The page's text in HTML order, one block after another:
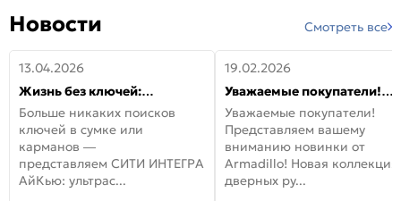
Новости Смотреть все
13.04.2026
Жизнь без ключей:
встречайте новую дверь
СИТИ ИНТЕГРА АйКью!
Больше никаких поисков
ключей в сумке или
карманов —
представляем СИТИ ИНТЕГРА
АйКью: ультрас...
19.02.2026
Уважаемые покупатели!
Представляем вашему
вниманию новинки от
Armadillo!
Уважаемые покупатели!
Представляем вашему
вниманию новинки от
Armadillo! Новая коллекция
дверных ру...